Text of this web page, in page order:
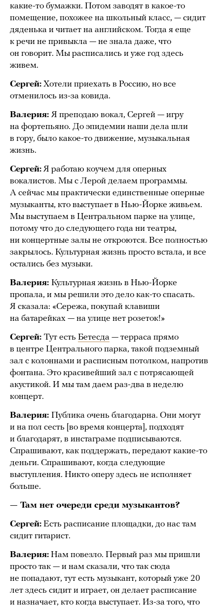
какие-то бумажки. Потом заводят в какое-то
помещение, похожее на школьный класс, — сидит
дяденька и читает на английском. Тогда я еще
к речи не привыкла — не знала даже, что
он говорит. Мы расписались и уже год здесь
живем.
Сергей: Хотели приехать в Россию, но все
отменилось из-за ковида.
Валерия: Я преподаю вокал, Сергей — игру
на фортепьяно. До эпидемии наши дела шли
в гору, было какое-то движение, музыкальная
жизнь.
Сергей: Я работаю коучем для оперных
вокалистов. Мы с Лерой делаем программы.
А сейчас мы практически единственные оперные
музыканты, кто выступает в Нью-Йорке живьем.
Мы выступаем в Центральном парке на улице,
потому что до следующего года ни театры,
ни концертные залы не откроются. Все полностью
закрылось. Культурная жизнь просто встала, и все
остались без музыки.
Валерия: Культурная жизнь в Нью-Йорке
пропала, и мы решили это дело как-то спасать.
Я сказала: «Сережа, покупай клавиши
на батарейках — на улице нет розеток!»
Сергей: Тут есть Бетесда — терраса прямо
в центре Центрального парка, такой подземный
зал с колоннами и расписным потолком, напротив
фонтана. Это красивейший зал с потрясающей
акустикой. И мы там даем раз-два в неделю
концерт.
Валерия: Публика очень благодарна. Они могут
и на пол сесть [во время концерта], подходят
и благодарят, в инстаграме подписываются.
Спрашивают, как поддержать, передают какие-то
деньги. Спрашивают, когда следующие
выступления. Никто оперу здесь не исполняет
больше.
— Там нет очереди среди музыкантов?
Сергей: Есть расписание площадки, до нас там
сидит гитарист.
Валерия: Нам повезло. Первый раз мы пришли
просто так — и нам сказали, что так сюда
не попадают, тут есть музыкант, который уже 20
лет здесь сидит и играет, он делает расписание
и назначает, кто когда выступает. Из-за того, что